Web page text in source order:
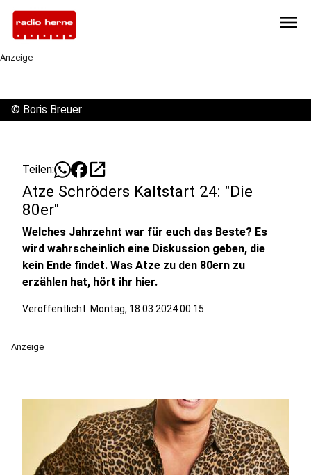
menu
Anzeige
© Boris Breuer
Teilen: open_in_new
Atze Schröders Kaltstart 24: "Die
80er"
Welches Jahrzehnt war für euch das Beste? Es
wird wahrscheinlich eine Diskussion geben, die
kein Ende findet. Was Atze zu den 80ern zu
erzählen hat, hört ihr hier.
Veröffentlicht: Montag, 18.03.2024 00:15
Anzeige